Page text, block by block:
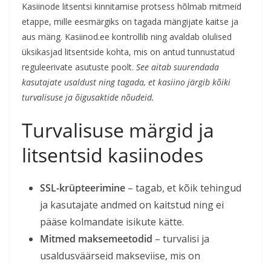
Kasiinode litsentsi kinnitamise protsess hõlmab mitmeid
etappe, mille eesmärgiks on tagada mängijate kaitse ja
aus mäng. Kasiinod.ee kontrollib ning avaldab olulised
üksikasjad litsentside kohta, mis on antud tunnustatud
reguleerivate asutuste poolt. See aitab suurendada
kasutajate usaldust ning tagada, et kasiino järgib kõiki
turvalisuse ja õigusaktide nõudeid.
Turvalisuse märgid ja
litsentsid kasiinodes
SSL-krüpteerimine – tagab, et kõik tehingud
ja kasutajate andmed on kaitstud ning ei
pääse kolmandate isikute kätte.
Mitmed maksemeetodid – turvalisi ja
usaldusväärseid makseviise, mis on